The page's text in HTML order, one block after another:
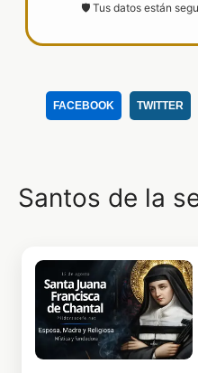
🛡️ Tus datos están
FACEBOOK TWITTER
Santos de la